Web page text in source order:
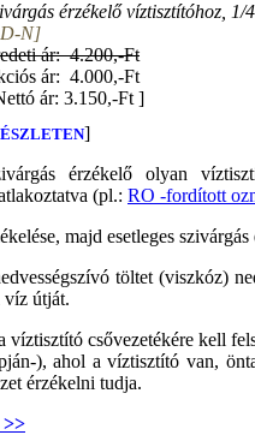
érzékelő víztisztítóhoz,
N]
ár: 4.200,-Ft
ár: 4.000,-Ft
ár: 3.150,-Ft ]
]
érzékelő olyan
(pl.: RO -fordított
majd esetleges
töltet (viszkóz)
víz útját.
víztisztító csővezetékére kell
), ahol a víztisztító van,
érzékelni tudja.
>>